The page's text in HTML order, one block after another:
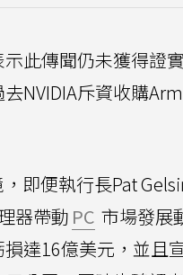
此傳聞仍未獲得證
NVIDIA斥資收購
即便執行長Pat
器帶動 PC 市場發展
達16億美元，並且